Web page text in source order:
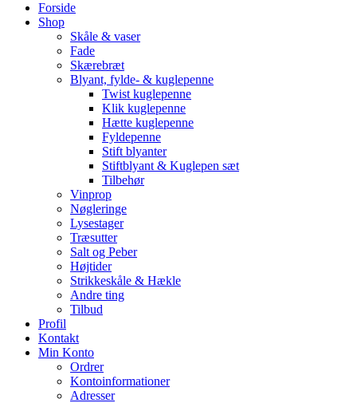
Forside
Shop
Skåle & vaser
Fade
Skærebræt
Blyant, fylde- & kuglepenne
Twist kuglepenne
Klik kuglepenne
Hætte kuglepenne
Fyldepenne
Stift blyanter
Stiftblyant & Kuglepen sæt
Tilbehør
Vinprop
Nøgleringe
Lysestager
Træsutter
Salt og Peber
Højtider
Strikkeskåle & Hækle
Andre ting
Tilbud
Profil
Kontakt
Min Konto
Ordrer
Kontoinformationer
Adresser